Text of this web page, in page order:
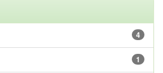
4
1